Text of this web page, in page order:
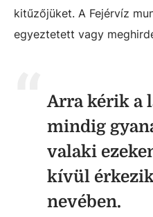
kitűzőjüket. A Fejérvíz
egyeztetett vagy
Arra kérik a
mindig
valaki
kívül
nevében.